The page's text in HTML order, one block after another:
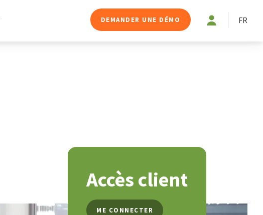
DEMANDER UNE DÉMO FR
Accès client
ME CONNECTER